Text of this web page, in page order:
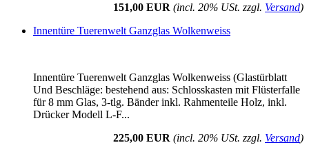
151,00 EUR (incl. 20% USt. zzgl. Versand)
Innentüre Tuerenwelt Ganzglas Wolkenweiss
Innentüre Tuerenwelt Ganzglas Wolkenweiss (Glastürblatt
Und Beschläge: bestehend aus: Schlosskasten mit Flüsterfalle
für 8 mm Glas, 3-tlg. Bänder inkl. Rahmenteile Holz, inkl.
Drücker Modell L-F...
225,00 EUR (incl. 20% USt. zzgl. Versand)